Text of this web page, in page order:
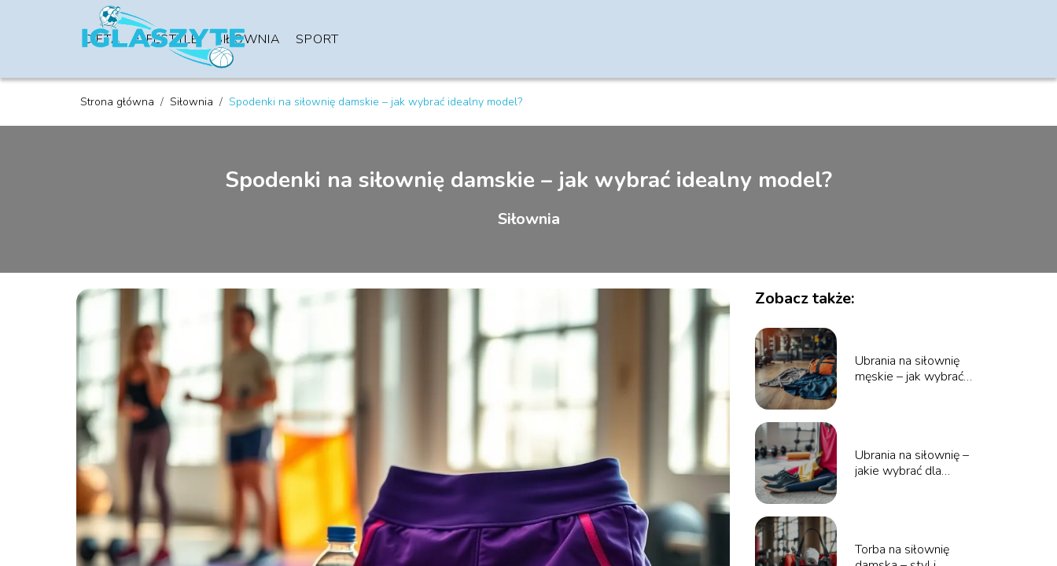
DIETA LIFESTYLE SIŁOWNIA SPORT
Strona główna / Siłownia / Spodenki na siłownię damskie – jak wybrać idealny model?
Spodenki na siłownię damskie – jak wybrać idealny model?
Siłownia
Zobacz także:
Ubrania na siłownię
męskie – jak wybrać
Ubrania na siłownię –
jakie wybrać dla
Torba na siłownię